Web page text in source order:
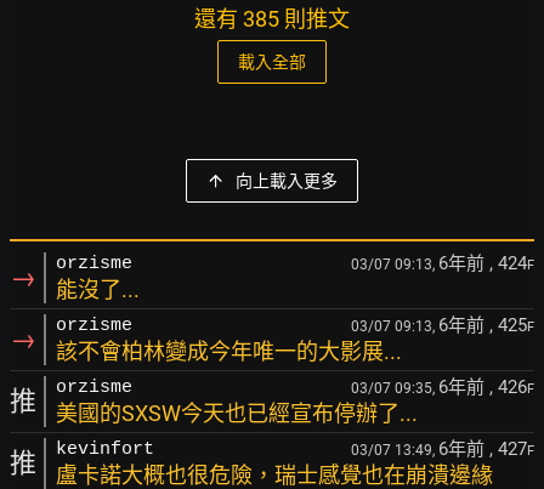
還有 385 則推文
載入全部
向上載入更多
→ orzisme 03/07 09:13, 6年前 , 424F
能沒了...
→ orzisme 03/07 09:13, 6年前 , 425F
該不會柏林變成今年唯一的大影展...
推 orzisme 03/07 09:35, 6年前 , 426F
美國的SXSW今天也已經宣布停辦了...
推 kevinfort 03/07 13:49, 6年前 , 427F
盧卡諾大概也很危險，瑞士感覺也在崩潰邊緣